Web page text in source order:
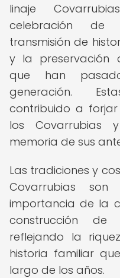
linaje
celebración de
transmisión de
y la preservación
que han
generación.
contribuido a
los Covarrubias
memoria de sus
Las tradiciones y
Covarrubias
importancia de la
construcción
reflejando la
historia familiar
largo de los años.